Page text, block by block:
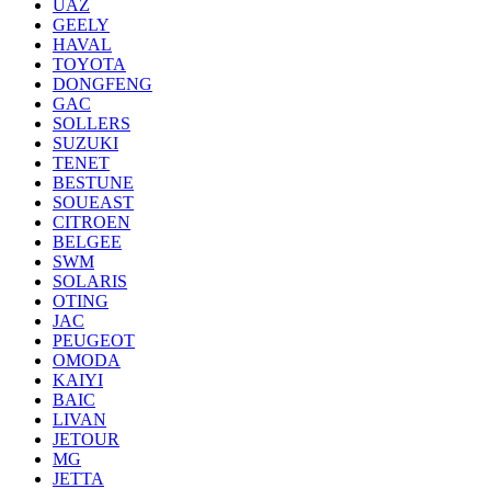
UAZ
GEELY
HAVAL
TOYOTA
DONGFENG
GAC
SOLLERS
SUZUKI
TENET
BESTUNE
SOUEAST
CITROEN
BELGEE
SWM
SOLARIS
OTING
JAC
PEUGEOT
OMODA
KAIYI
BAIC
LIVAN
JETOUR
MG
JETTA